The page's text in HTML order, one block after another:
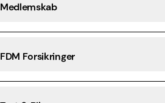
Medlemskab
FDM Forsikringer